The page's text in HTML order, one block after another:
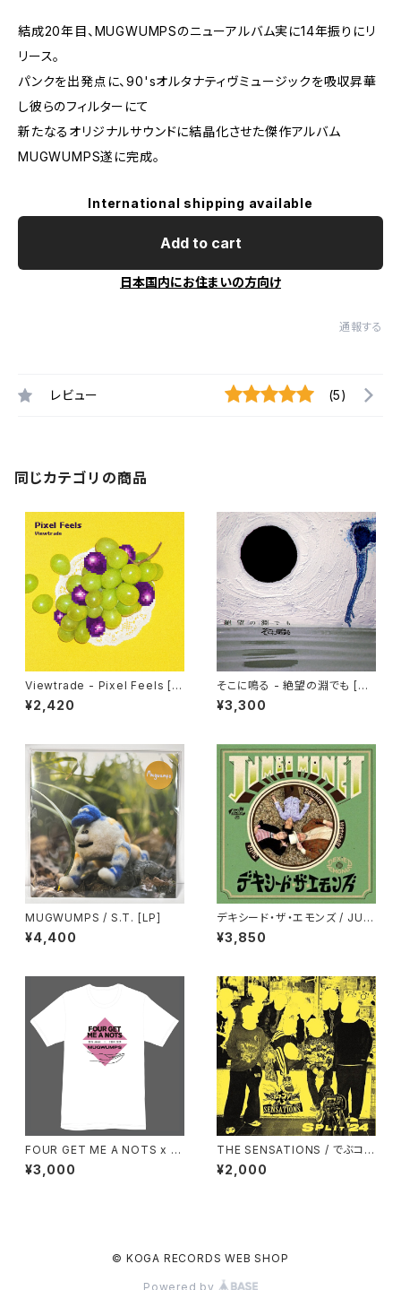
結成20年目、MUGWUMPSのニューアルバム実に14年振りにリ
リース。
パンクを出発点に、90'sオルタナティヴミュージックを吸収昇華
し彼らのフィルターにて
新たなるオリジナルサウンドに結晶化させた傑作アルバム
MUGWUMPS遂に完成。
International shipping available
Add to cart
日本国内にお住まいの方向け
通報する
レビュー (5)
同じカテゴリの商品
Viewtrade - Pixel Feels [C
D]
¥2,420
そこに鳴る - 絶望の淵でも [C
D]
¥3,300
MUGWUMPS / S.T. [LP]
¥4,400
デキシード・ザ・エモンズ / JUM
BO MONET [CD+DVD]
¥3,850
FOUR GET ME A NOTS x M
UGWUMPS 20th ANNIV. T-
Shirt
¥3,000
THE SENSATIONS / でぶコー
ネリアスEX 7inch Analog SP
LIT
¥2,000
© KOGA RECORDS WEB SHOP
Powered by